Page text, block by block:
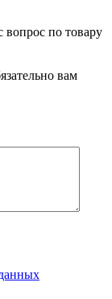
по товару
вам